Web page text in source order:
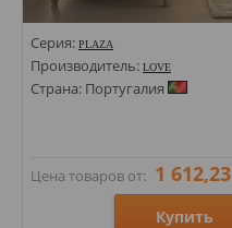
Серия: PLAZA
Производитель: LOVE
Страна: Португалия
Цена товаров от: 1 612,23
Купить